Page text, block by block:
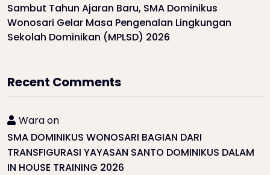
Sambut Tahun Ajaran Baru, SMA Dominikus
Wonosari Gelar Masa Pengenalan Lingkungan
Sekolah Dominikan (MPLSD) 2026
Recent Comments
Waraon
SMA DOMINIKUS WONOSARI BAGIAN DARI
TRANSFIGURASI YAYASAN SANTO DOMINIKUS DALAM
IN HOUSE TRAINING 2026